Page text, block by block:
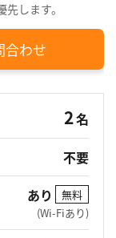
します。
合わせ
2名
不要
あり
無料
(Wi-Fiあり)